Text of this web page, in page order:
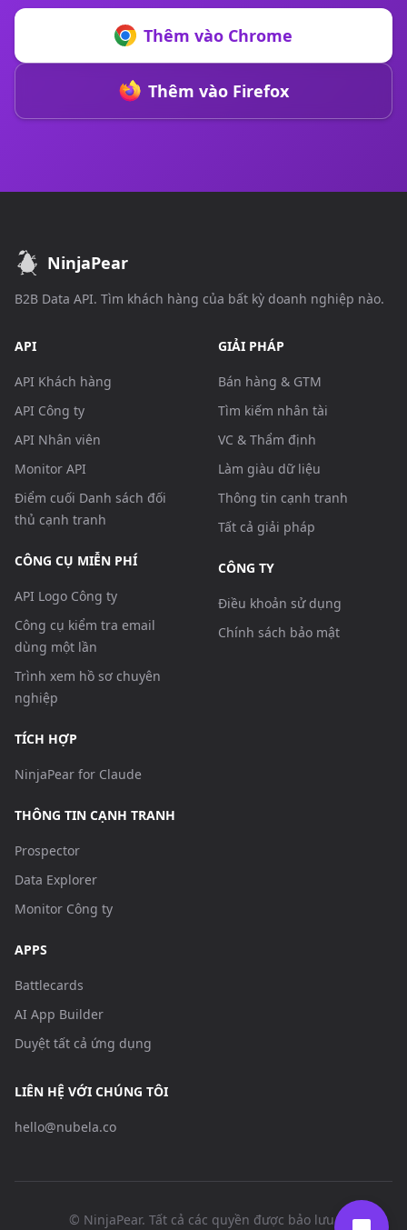
Thêm vào Chrome
Thêm vào Firefox
NinjaPear
B2B Data API. Tìm khách hàng của bất kỳ doanh nghiệp nào.
API
API Khách hàng
API Công ty
API Nhân viên
Monitor API
Điểm cuối Danh sách đối
thủ cạnh tranh
CÔNG CỤ MIỄN PHÍ
API Logo Công ty
Công cụ kiểm tra email
dùng một lần
Trình xem hồ sơ chuyên
nghiệp
TÍCH HỢP
NinjaPear for Claude
THÔNG TIN CẠNH TRANH
Prospector
Data Explorer
Monitor Công ty
APPS
Battlecards
AI App Builder
Duyệt tất cả ứng dụng
GIẢI PHÁP
Bán hàng & GTM
Tìm kiếm nhân tài
VC & Thẩm định
Làm giàu dữ liệu
Thông tin cạnh tranh
Tất cả giải pháp
CÔNG TY
Điều khoản sử dụng
Chính sách bảo mật
LIÊN HỆ VỚI CHÚNG TÔI
hello@nubela.co
© NinjaPear. Tất cả các quyền được bảo lưu.